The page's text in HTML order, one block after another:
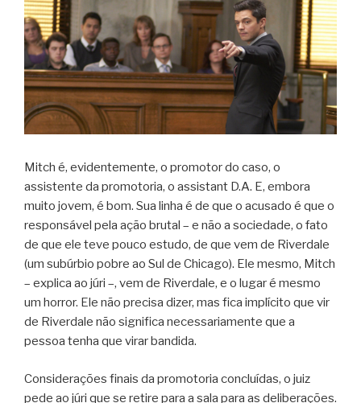
Mitch é, evidentemente, o promotor do caso, o
assistente da promotoria, o assistant D.A. E, embora
muito jovem, é bom. Sua linha é de que o acusado é que o
responsável pela ação brutal – e não a sociedade, o fato
de que ele teve pouco estudo, de que vem de Riverdale
(um subúrbio pobre ao Sul de Chicago). Ele mesmo, Mitch
– explica ao júri –, vem de Riverdale, e o lugar é mesmo
um horror. Ele não precisa dizer, mas fica implícito que vir
de Riverdale não significa necessariamente que a
pessoa tenha que virar bandida.
Considerações finais da promotoria concluídas, o juiz
pede ao júri que se retire para a sala para as deliberações.